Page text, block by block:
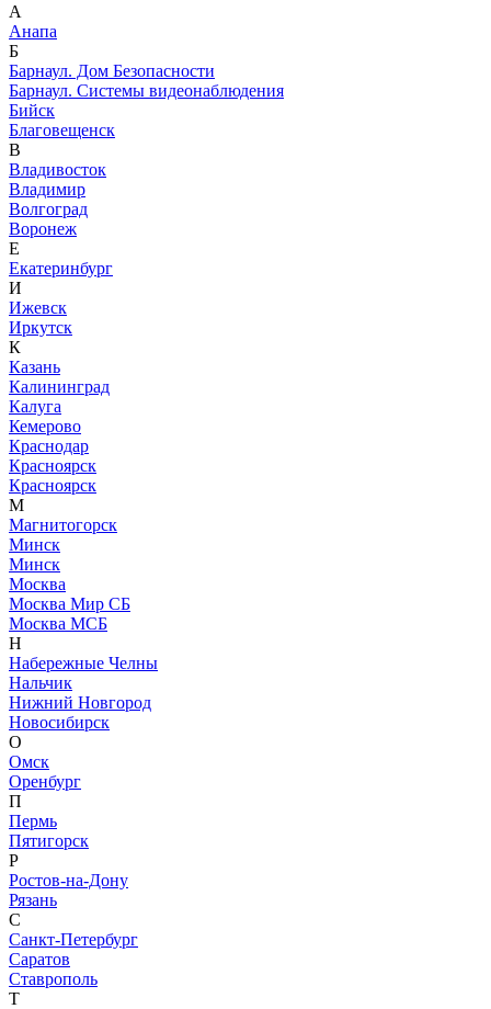
А
Анапа
Б
Барнаул. Дом Безопасности
Барнаул. Системы видеонаблюдения
Бийск
Благовещенск
В
Владивосток
Владимир
Волгоград
Воронеж
Е
Екатеринбург
И
Ижевск
Иркутск
К
Казань
Калининград
Калуга
Кемерово
Краснодар
Красноярск
Красноярск
М
Магнитогорск
Минск
Минск
Москва
Москва Мир СБ
Москва МСБ
Н
Набережные Челны
Нальчик
Нижний Новгород
Новосибирск
О
Омск
Оренбург
П
Пермь
Пятигорск
Р
Ростов-на-Дону
Рязань
С
Санкт-Петербург
Саратов
Ставрополь
Т